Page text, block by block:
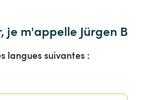
je m'appelle Jürgen B
langues suivantes :